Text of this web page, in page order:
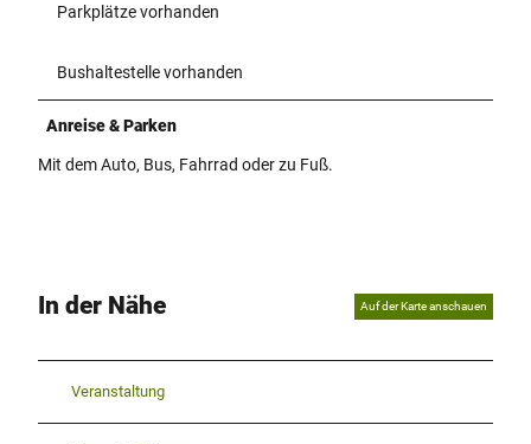
Parkplätze vorhanden
Bushaltestelle vorhanden
Anreise & Parken
Mit dem Auto, Bus, Fahrrad oder zu Fuß.
In der Nähe Auf der Karte anschauen
Veranstaltung